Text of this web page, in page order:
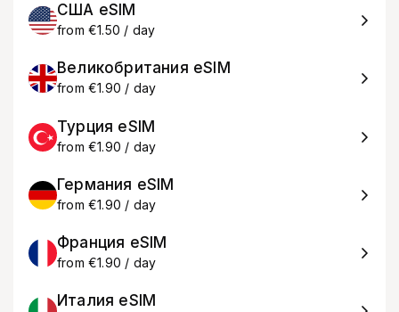
США eSIM
from €1.50 / day
Великобритания eSIM
from €1.90 / day
Турция eSIM
from €1.90 / day
Германия eSIM
from €1.90 / day
Франция eSIM
from €1.90 / day
Италия eSIM